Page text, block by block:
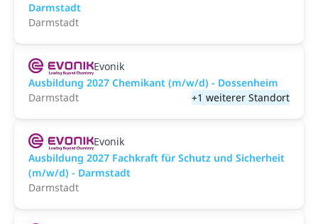
Darmstadt
Darmstadt
Evonik
Ausbildung 2027 Chemikant (m/w/d) - Dossenheim
Darmstadt
+1 weiterer Standort
Evonik
Ausbildung 2027 Fachkraft für Schutz und Sicherheit
(m/w/d) - Darmstadt
Darmstadt